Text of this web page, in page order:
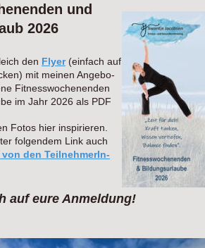
und
2026
den Flyer (einfach auf
mit meinen Angebo-
Fitnesswochenenden
im Jahr 2026 als PDF
Fotos hier inspirieren.
folgendem Link auch
den TeilnehmerIn-
auf eure Anmeldung!